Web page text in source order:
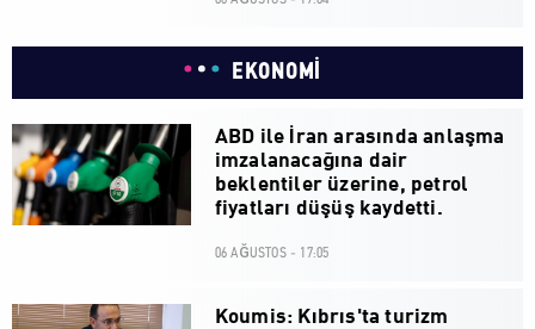
EKONOMİ
ABD ile İran arasında anlaşma
imzalanacağına dair
beklentiler üzerine, petrol
fiyatları düşüş kaydetti.
06 AĞUSTOS - 17:05
Koumis: Kıbrıs'ta turizm